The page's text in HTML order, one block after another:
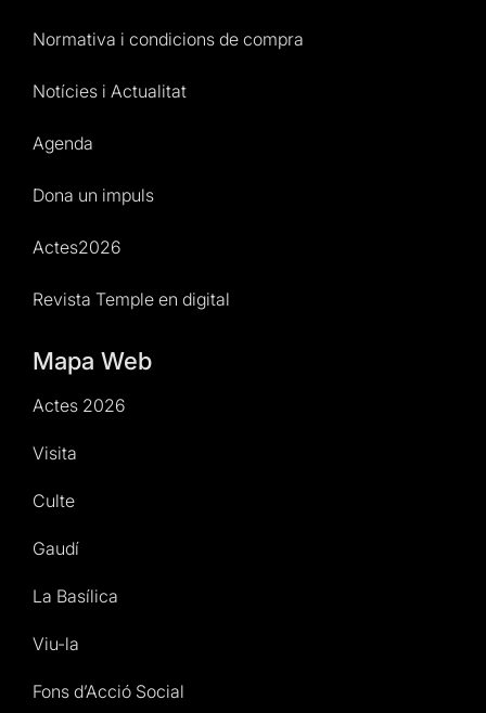
Normativa i condicions de compra
Notícies i Actualitat
Agenda
Dona un impuls
Actes2026
Revista Temple en digital
Mapa Web
Actes 2026
Visita
Culte
Gaudí
La Basílica
Viu-la
Fons d’Acció Social